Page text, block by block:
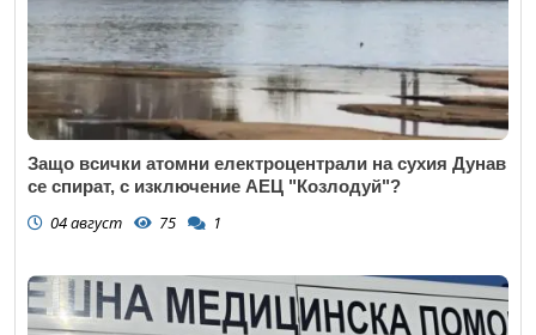
Защо всички атомни електроцентрали на сухия Дунав
се спират, с изключение АЕЦ "Козлодуй"?
04 август 75 1